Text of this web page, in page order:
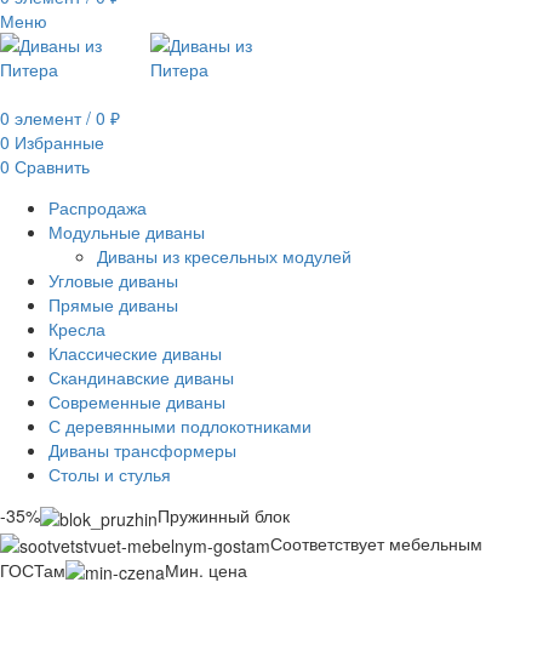
Меню
0 элемент / 0 ₽
0 Избранные
0 Сравнить
Распродажа
Модульные диваны
Диваны из кресельных модулей
Угловые диваны
Прямые диваны
Кресла
Классические диваны
Скандинавские диваны
Современные диваны
С деревянными подлокотниками
Диваны трансформеры
Столы и стулья
-35%
Пружинный блок
Соответствует мебельным
ГОСТам
Мин. цена